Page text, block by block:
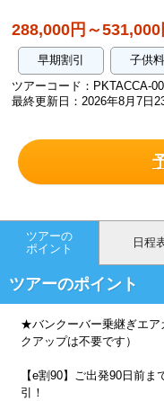
288,000円～531,000
早期割引 子供
ツアーコード：PKTACCA-
最終更新日：2026年8月7日
ツアーの
ポイント
日程
ツアーのポイント
★バンクーバー乗継ぎエア
クアップは不要です）
【e割90】ご出発90日前
引！